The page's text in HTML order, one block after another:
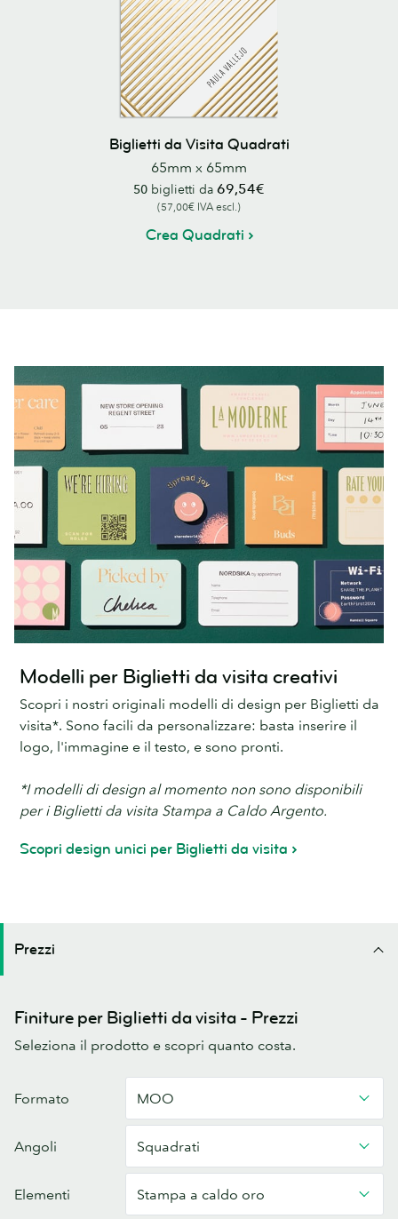
Biglietti da Visita Quadrati
65mm x 65mm
50 biglietti da 69,54€
(57,00€ IVA escl.)
Crea Quadrati
Modelli per Biglietti da visita creativi
Scopri i nostri originali modelli di design per Biglietti da
visita*. Sono facili da personalizzare: basta inserire il
logo, l'immagine e il testo, e sono pronti.
*I modelli di design al momento non sono disponibili
per i Biglietti da visita Stampa a Caldo Argento.
Scopri design unici per Biglietti da visita
Prezzi
Finiture per Biglietti da visita - Prezzi
Seleziona il prodotto e scopri quanto costa.
da
Sartoria
Formato MOO
Angoli Squadrati
Elementi Stampa a caldo oro